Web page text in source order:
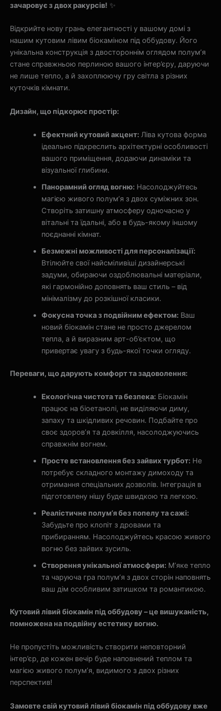
зачаровує з двох ракурсів! ✨
Відкрийте нову грань елегантності у вашому домі з
нашим кутовим лівим біокаміном під оббудову. Його
унікальна конструкція з двостороннім оглядом полум’я
стане справжньою перлиною вашого інтер’єру, даруючи
не лише тепло, а й захоплюючу гру світла з різних
куточків кімнати.
Дизайн, що підкорює простір:
Ефектний кутовий акцент:Ліва кутова форма
ідеально підкреслить архітектурні особливості
вашого приміщення, додаючи динаміки та
візуальної глибини.
Панорамний огляд вогню:Насолоджуйтесь
магією живого полум’я з двох суміжних зон.
Створіть затишну атмосферу одночасно у
вітальні та їдальні, або в будь-якому іншому
поєднанні кімнат.
Безмежні можливості для персоналізації:
Втілюйте свої найсміливіші дизайнерські
задуми, обираючи оздоблювальні матеріали,
які гармонійно доповнять ваш стиль – від
мінімалізму до розкішної класики.
Фокусна точка з подвійним ефектом:Ваш
новий біокамін стане не просто джерелом
тепла, а й виразним арт-об’єктом, що
привертає увагу з будь-якої точки огляду.
Переваги, що дарують комфорт та задоволення:
Екологічна чистота та безпека:Біокамін
працює на біоетанолі, не виділяючи диму,
запаху та шкідливих речовин. Подбайте про
своє здоров’я та довкілля, насолоджуючись
справжнім вогнем.
Просте встановлення без зайвих турбот:Не
потребує складного монтажу димоходу та
отримання спеціальних дозволів. Інтеграція в
підготовлену нішу буде швидкою та легкою.
Реалістичне полум’я без попелу та сажі:
Забудьте про клопіт з дровами та
прибиранням. Насолоджуйтесь красою живого
вогню без зайвих зусиль.
Створення унікальної атмосфери:М’яке тепло
та чаруюча гра полум’я з двох сторін наповнять
ваш дім особливим затишком та романтикою.
Кутовий лівий біокамін під оббудову – це вишуканість,
помножена на подвійну естетику вогню.
Не пропустіть можливість створити неповторний
інтер’єр, де кожен вечір буде наповнений теплом та
магією живого полум’я, видимого з двох різних
перспектив!
Замовте свій кутовий лівий біокамін під оббудову вже